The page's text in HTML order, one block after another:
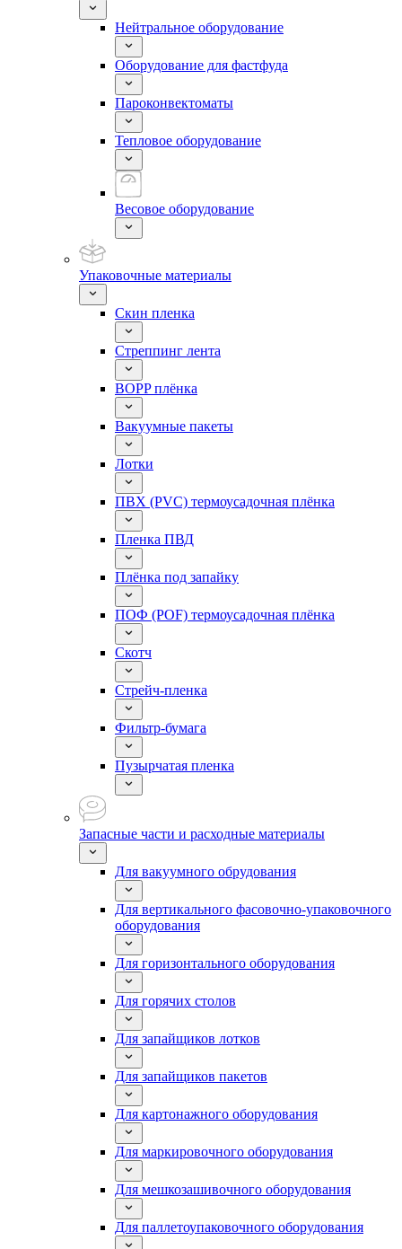
Нейтральное оборудование
Оборудование для фастфуда
Пароконвектоматы
Тепловое оборудование
Весовое оборудование
Упаковочные материалы
Скин пленка
Стреппинг лента
BOPP плёнка
Вакуумные пакеты
Лотки
ПВХ (PVC) термоусадочная плёнка
Пленка ПВД
Плёнка под запайку
ПОФ (POF) термоусадочная плёнка
Скотч
Стрейч-пленка
Фильтр-бумага
Пузырчатая пленка
Запасные части и расходные материалы
Для вакуумного обрудования
Для вертикального фасовочно-упаковочного
оборудования
Для горизонтального оборудования
Для горячих столов
Для запайщиков лотков
Для запайщиков пакетов
Для картонажного оборудования
Для маркировочного оборудования
Для мешкозашивочного оборудования
Для паллетоупаковочного оборудования